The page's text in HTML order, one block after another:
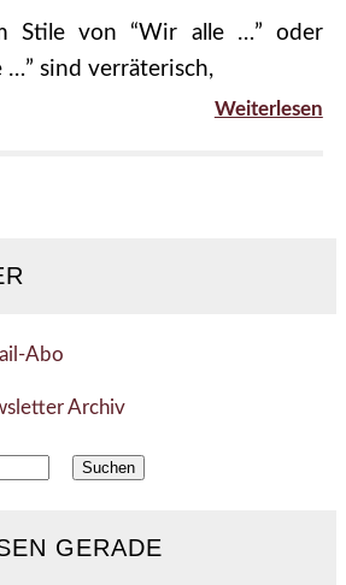
Stile von “Wir alle …” oder
…” sind verräterisch,
Weiterlesen
Abo
Archiv
GERADE